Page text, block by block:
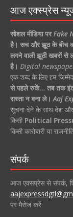
आज एक्स्प्रेस
सोशल मीडिया परFake
है। सच और झूठ के बीच
लगने वाली झूठी खबरों से
है। Digital
एक शब्द के लिए हम
से पहले रुकें… तब तक
रास्ता न बना ले। Aaj
सूचना देने के साथ देश और
किसी Political
किसी कारोबारी या
संपर्क
आज एक्सप्रेस से संपर्क,
पर मैसेज करें